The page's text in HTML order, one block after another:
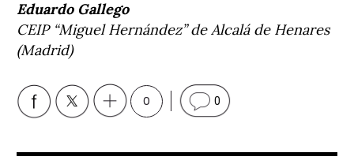
Eduardo Gallego
CEIP “Miguel Hernández” de Alcalá de Henares
(Madrid)
0 0